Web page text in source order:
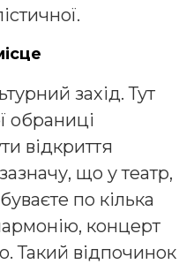
захід. Тут
обраниці
відкриття
що у театр,
по кілька
концерт
Такий відпочинок